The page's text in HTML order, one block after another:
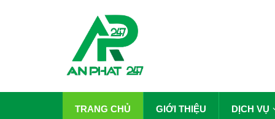
TRANG CHỦ GIỚI THIỆU DỊCH VỤ